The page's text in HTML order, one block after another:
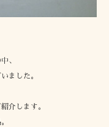
、
ました。
介します。